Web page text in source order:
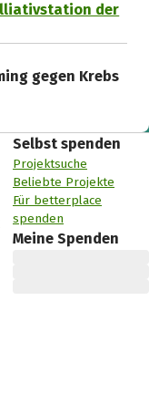
der
gegen Krebs
Selbst spenden
Projektsuche
Beliebte Projekte
Für betterplace
spenden
Meine Spenden